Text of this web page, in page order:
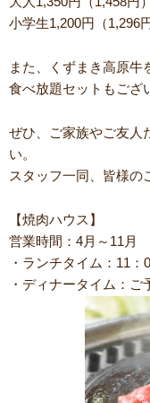
小学生1,200円（1,296
また、くずまき高原
食べ放題セットもござ
ぜひ、ご家族やご友人
い。
スタッフ一同、皆様の
【焼肉ハウス】
営業時間：4月～11月
・ランチタイム：11：
・ディナータイム：ご